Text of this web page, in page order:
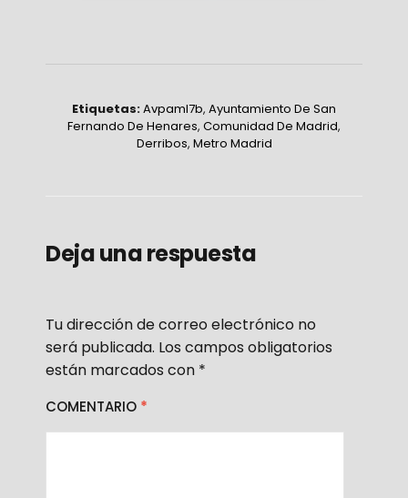
Etiquetas:Avpaml7b, Ayuntamiento De San
Fernando De Henares, Comunidad De Madrid,
Derribos, Metro Madrid
Deja una respuesta
Tu dirección de correo electrónico no
será publicada. Los campos obligatorios
están marcados con *
COMENTARIO *